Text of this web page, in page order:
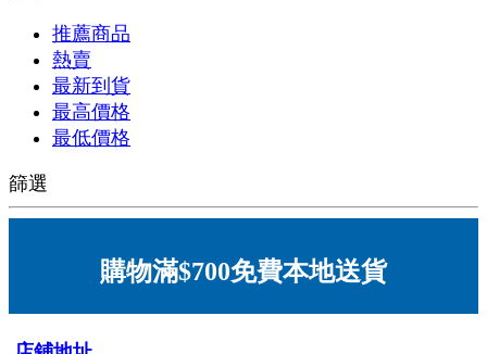
推薦商品
熱賣
最新到貨
最高價格
最低價格
篩選
購物滿$700免費本地送貨